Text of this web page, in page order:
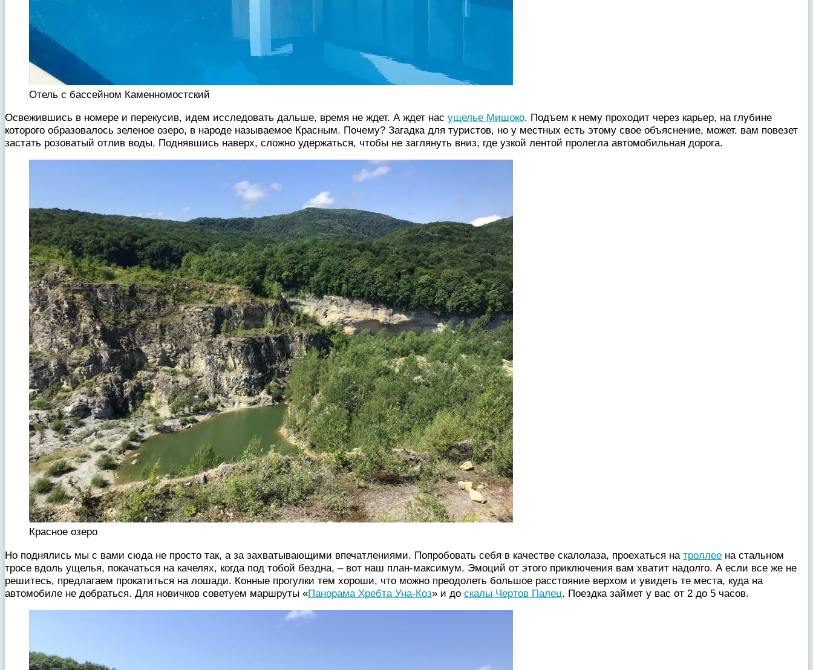
Отель с бассейном Каменномостский
Освежившись в номере и перекусив, идем исследовать дальше, время не ждет. А ждет нас ущелье Мишоко. Подъем к нему проходит через карьер, на глубине
которого образовалось зеленое озеро, в народе называемое Красным. Почему? Загадка для туристов, но у местных есть этому свое объяснение, может. вам повезет
застать розоватый отлив воды. Поднявшись наверх, сложно удержаться, чтобы не заглянуть вниз, где узкой лентой пролегла автомобильная дорога.
Красное озеро
Но поднялись мы с вами сюда не просто так, а за захватывающими впечатлениями. Попробовать себя в качестве скалолаза, проехаться на троллее на стальном
тросе вдоль ущелья, покачаться на качелях, когда под тобой бездна, – вот наш план-максимум. Эмоций от этого приключения вам хватит надолго. А если все же не
решитесь, предлагаем прокатиться на лошади. Конные прогулки тем хороши, что можно преодолеть большое расстояние верхом и увидеть те места, куда на
автомобиле не добраться. Для новичков советуем маршруты «Панорама Хребта Уна-Коз» и до скалы Чертов Палец. Поездка займет у вас от 2 до 5 часов.